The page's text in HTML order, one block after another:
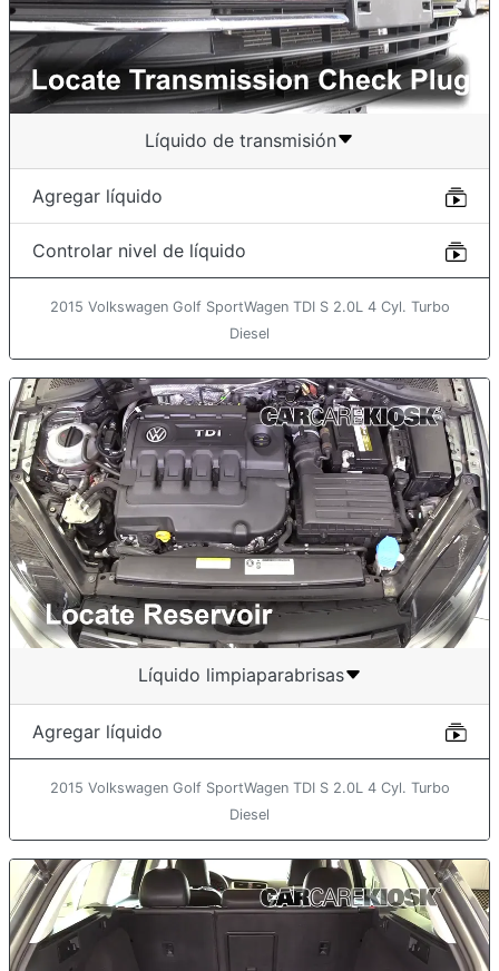
Líquido de transmisión
Agregar líquido
Controlar nivel de líquido
2015 Volkswagen Golf SportWagen TDI S 2.0L 4 Cyl. Turbo
Diesel
Líquido limpiaparabrisas
Agregar líquido
2015 Volkswagen Golf SportWagen TDI S 2.0L 4 Cyl. Turbo
Diesel